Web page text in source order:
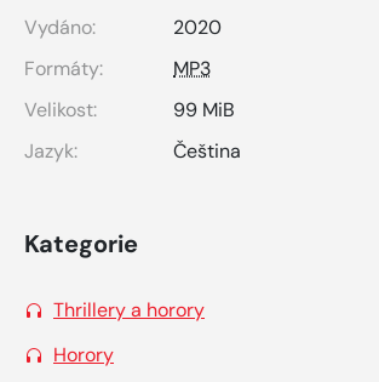
Vydáno:
2020
Formáty:
MP3
Velikost:
99 MiB
Jazyk:
Čeština
Kategorie
Thrillery a horory
Horory